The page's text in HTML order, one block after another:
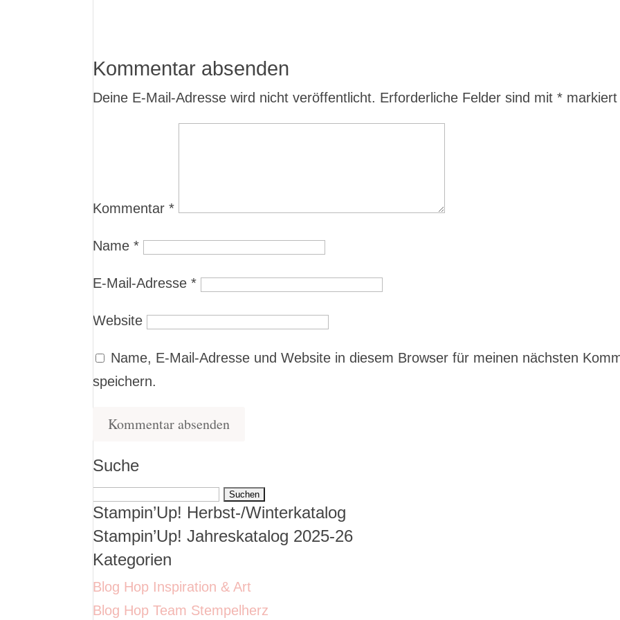
Kommentar absenden
Deine E-Mail-Adresse wird nicht veröffentlicht. Erforderliche Felder sind mit* markiert
Kommentar*
Name*
E-Mail-Adresse*
Website
Name, E-Mail-Adresse und Website in diesem Browser für meinen nächsten
speichern.
Suche
Suchen
nach:
Stampin’Up! Herbst-/Winterkatalog
Stampin’Up! Jahreskatalog 2025-26
Kategorien
Blog Hop Inspiration & Art
Blog Hop Team Stempelherz